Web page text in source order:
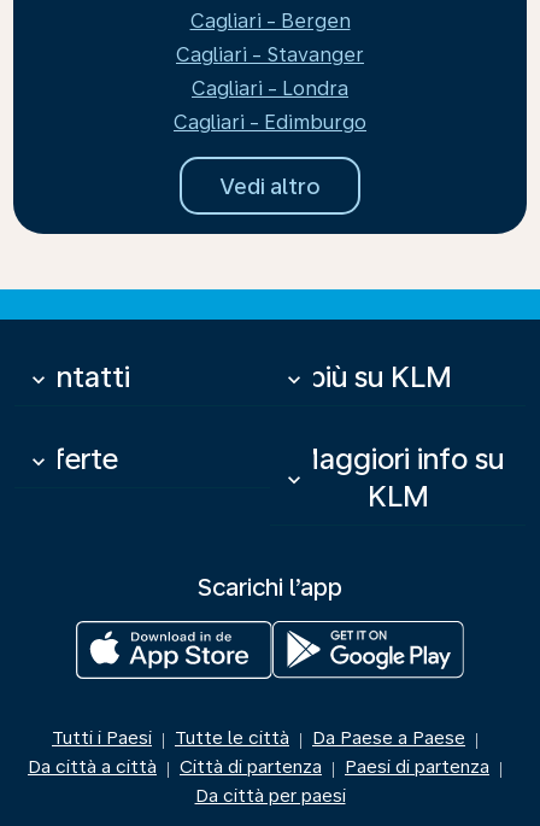
Cagliari - Bergen
Cagliari - Stavanger
Cagliari - Londra
Cagliari - Edimburgo
Vedi altro
Contatti
keyboard_arrow_down Di più su KLM
keyboard_arrow_down
Offerte
keyboard_arrow_down
Maggiori info su
KLM
keyboard_arrow_down
Scarichi l’app
Tutti i Paesi | Tutte le città | Da Paese a Paese |
Da città a città | Città di partenza | Paesi di partenza |
Da città per paesi